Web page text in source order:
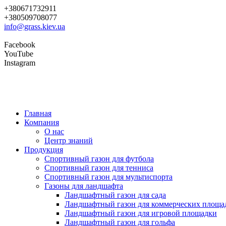
+380671732911
+380509708077
info@grass.kiev.ua
Facebook
YouTube
Instagram
Главная
Компания
О нас
Центр знаний
Продукция
Cпортивный газон для футбола
Cпортивный газон для тенниса
Cпортивный газон для мультиспорта
Газоны для ландшафта
Ландшафтный газон для сада
Ландшафтный газон для коммерческих
Ландшафтный газон для игровой площадки
Ландшафтный газон для гольфа